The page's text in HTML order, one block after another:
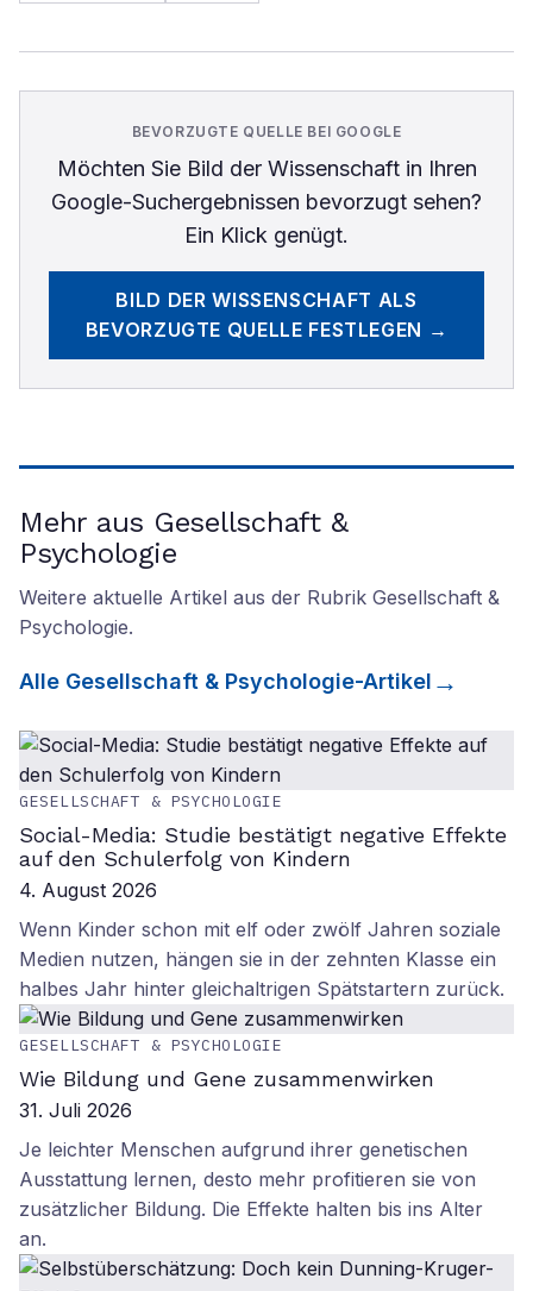
BEVORZUGTE QUELLE BEI GOOGLE
Möchten Sie Bild der Wissenschaftin Ihren
Google-Suchergebnissen bevorzugt sehen?
Ein Klick genügt.
BILD DER WISSENSCHAFT ALS
BEVORZUGTE QUELLE FESTLEGEN →
Mehr aus Gesellschaft &
Psychologie
Weitere aktuelle Artikel aus der Rubrik Gesellschaft &
Psychologie.
Alle Gesellschaft & Psychologie-Artikel
GESELLSCHAFT & PSYCHOLOGIE
Social-Media: Studie bestätigt negative Effekte
auf den Schulerfolg von Kindern
4. August 2026
Wenn Kinder schon mit elf oder zwölf Jahren soziale
Medien nutzen, hängen sie in der zehnten Klasse ein
halbes Jahr hinter gleichaltrigen Spätstartern zurück.
GESELLSCHAFT & PSYCHOLOGIE
Wie Bildung und Gene zusammenwirken
31. Juli 2026
Je leichter Menschen aufgrund ihrer genetischen
Ausstattung lernen, desto mehr profitieren sie von
zusätzlicher Bildung. Die Effekte halten bis ins Alter
an.